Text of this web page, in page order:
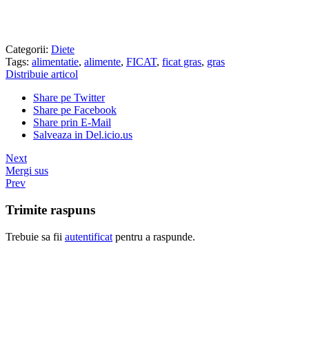
Categorii: Diete
Tags: alimentatie, alimente, FICAT, ficat gras, gras
Distribuie articol
Share pe Twitter
Share pe Facebook
Share prin E-Mail
Salveaza in Del.icio.us
Next
Mergi sus
Prev
Trimite raspuns
Trebuie sa fii autentificat pentru a raspunde.